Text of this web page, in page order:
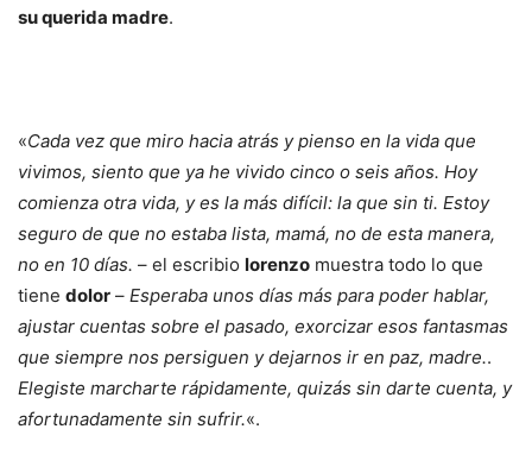
su querida madre.
«Cada vez que miro hacia atrás y pienso en la vida que
vivimos, siento que ya he vivido cinco o seis años. Hoy
comienza otra vida, y es la más difícil: la que sin ti. Estoy
seguro de que no estaba lista, mamá, no de esta manera,
no en 10 días. – el escribio lorenzo muestra todo lo que
tiene dolor – Esperaba unos días más para poder hablar,
ajustar cuentas sobre el pasado, exorcizar esos fantasmas
que siempre nos persiguen y dejarnos ir en paz, madre..
Elegiste marcharte rápidamente, quizás sin darte cuenta, y
afortunadamente sin sufrir.«.